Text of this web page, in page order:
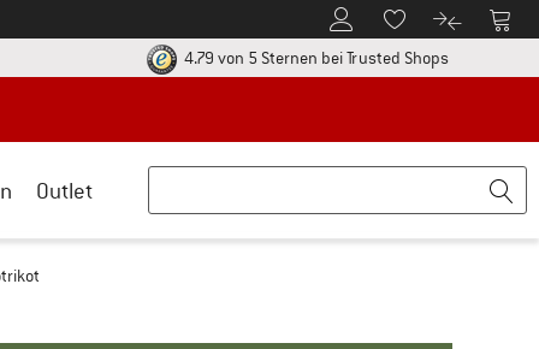
Zum KundenkontoZum Merkzettel.
Zum Zum
zu den Rückgabe-Richtlinien Öffnet sich in einer Infobox
4.79 von 5 Sternen bei Trusted ShopsFinde alle
Outlet